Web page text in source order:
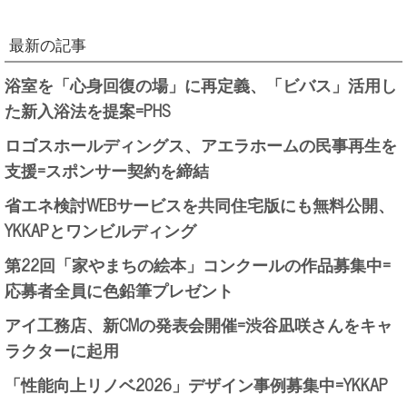
最新の記事
浴室を「心身回復の場」に再定義、「ビバス」活用し
た新入浴法を提案=PHS
ロゴスホールディングス、アエラホームの民事再生を
支援=スポンサー契約を締結
省エネ検討WEBサービスを共同住宅版にも無料公開、
YKKAPとワンビルディング
第22回「家やまちの絵本」コンクールの作品募集中=
応募者全員に色鉛筆プレゼント
アイ工務店、新CMの発表会開催=渋谷凪咲さんをキャ
ラクターに起用
「性能向上リノベ2026」デザイン事例募集中=YKKAP